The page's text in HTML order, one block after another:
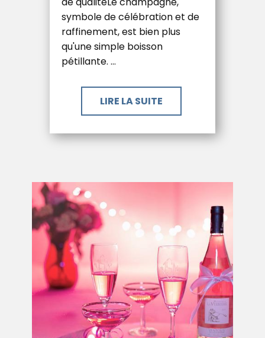
symbole de célébration et de
raffinement, est bien plus
qu'une simple boisson
pétillante. …
LIRE LA SUITE